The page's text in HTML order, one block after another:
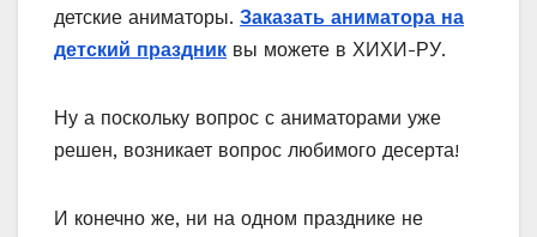
детские аниматоры. Заказать аниматора на
детский праздник вы можете в ХИХИ-РУ.
Ну а поскольку вопрос с аниматорами уже
решен, возникает вопрос любимого десерта!
И конечно же, ни на одном празднике не